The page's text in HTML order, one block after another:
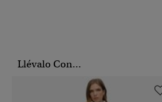
Llévalo Con...